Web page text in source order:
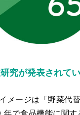
究が発表されて
メージは「野菜代